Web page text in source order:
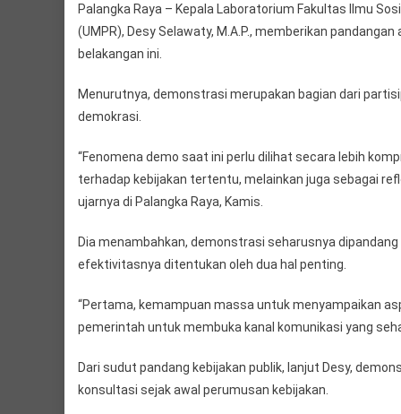
Palangka Raya – Kepala Laboratorium Fakultas Ilmu
(UMPR), Desy Selawaty, M.A.P., memberikan
belakangan ini.
Menurutnya, demonstrasi merupakan bagian dari
demokrasi.
“Fenomena demo saat ini perlu dilihat secara lebih
terhadap kebijakan tertentu, melainkan juga sebagai
ujarnya di Palangka Raya, Kamis.
Dia menambahkan, demonstrasi seharusnya
efektivitasnya ditentukan oleh dua hal penting.
“Pertama, kemampuan massa untuk menyampaikan
pemerintah untuk membuka kanal komunikasi yang
Dari sudut pandang kebijakan publik, lanjut Desy,
konsultasi sejak awal perumusan kebijakan.